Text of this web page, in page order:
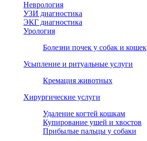
Неврология
УЗИ диагностика
ЭКГ диагностика
Урология
Болезни почек у собак и кошек
Усыпление и ритуальные услуги
Кремация животных
Хирургические услуги
Удаление когтей кошкам
Купирование ушей и хвостов
Прибылые пальцы у собаки